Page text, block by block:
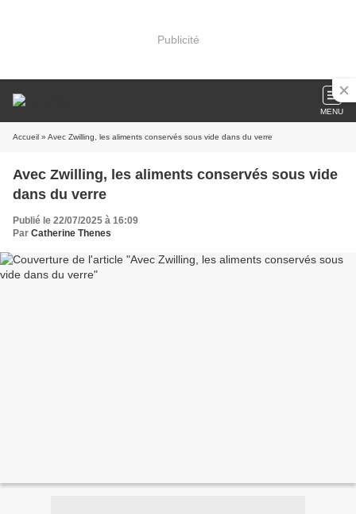
Publicité
MENU
Accueil » Avec Zwilling, les aliments conservés sous vide dans du verre
Avec Zwilling, les aliments conservés sous vide
dans du verre
Publié le 22/07/2025 à 16:09
Par Catherine Thenes